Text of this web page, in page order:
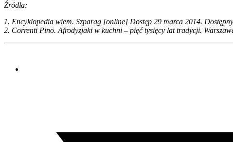
Źródła:
1. Encyklopedia wiem. Szparag [online] Dostęp 29 marca 2014.
2. Correnti Pino. Afrodyzjaki w kuchni – pięć tysięcy lat tradycji.